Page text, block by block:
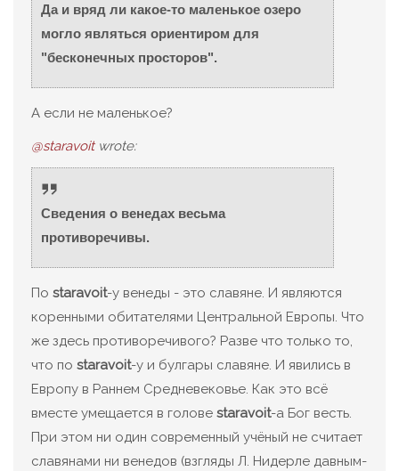
Да и вряд ли какое-то маленькое озеро
могло являться ориентиром для
"бесконечных просторов".
А если не маленькое?
@staravoitwrote:
Сведения о венедах весьма
противоречивы.
По staravoit-у венеды - это славяне. И являются
коренными обитателями Центральной Европы. Что
же здесь противоречивого? Разве что только то,
что по staravoit-у и булгары славяне. И явились в
Европу в Раннем Средневековье. Как это всё
вместе умещается в голове staravoit-а Бог весть.
При этом ни один современный учёный не считает
славянами ни венедов (взгляды Л. Нидерле давным-